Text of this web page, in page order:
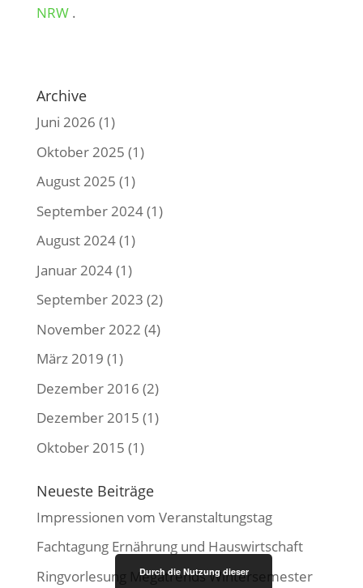
NRW.
Archive
Juni 2026 (1)
Oktober 2025 (1)
August 2025 (1)
September 2024(1)
August 2024(1)
Januar 2024(1)
September 2023 (2)
November 2022 (4)
März 2019 (1)
Dezember 2016 (2)
Dezember 2015 (1)
Oktober 2015 (1)
Neueste Beiträge
Impressionen vom Veranstaltungstag
Fachtagung Ernährung und Hauswirtschaft
Ringvorlesung Megatrends Wintersemester
Durch die Nutzung dieser